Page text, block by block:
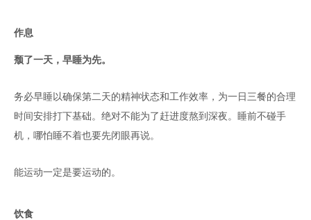
作息
颓了一天，早睡为先。
务必早睡以确保第二天的精神状态和工作效率，为一日三餐的合理
时间安排打下基础。绝对不能为了赶进度熬到深夜。睡前不碰手
机，哪怕睡不着也要先闭眼再说。
能运动一定是要运动的。
饮食